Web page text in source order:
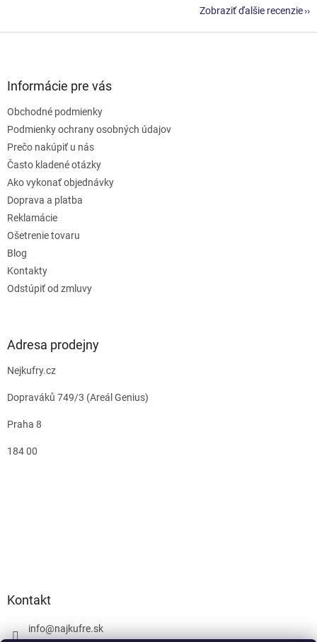
Zobraziť ďalšie recenzie
Informácie pre vás
Obchodné podmienky
Podmienky ochrany osobných údajov
Prečo nakúpiť u nás
Často kladené otázky
Ako vykonať objednávky
Doprava a platba
Reklamácie
Ošetrenie tovaru
Blog
Kontakty
Odstúpiť od zmluvy
Adresa prodejny
Nejkufry.cz
Dopraváků 749/3 (Areál Genius)
Praha 8
184 00
Kontakt
info@najkufre.sk